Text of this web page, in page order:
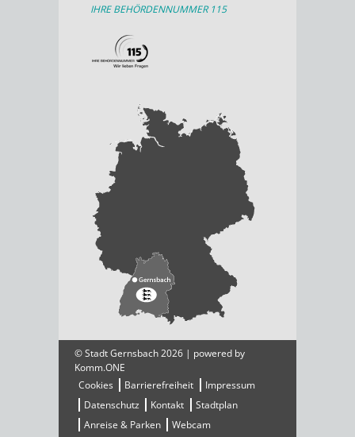
IHRE BEHÖRDENNUMMER 115
© Stadt Gernsbach 2026 | powered by
Komm.ONE
Cookies
Barrierefreiheit
Impressum
Datenschutz
Kontakt
Stadtplan
Anreise & Parken
Webcam